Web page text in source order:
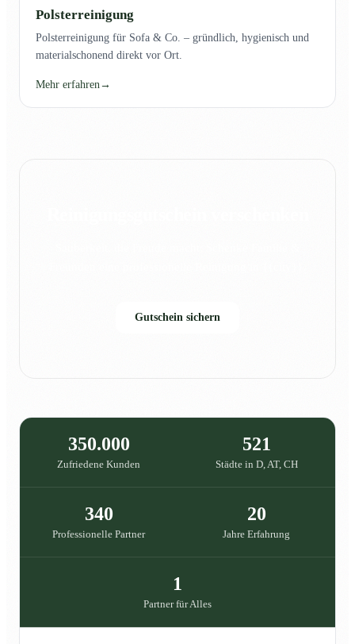
Polsterreinigung
Polsterreinigung für Sofa & Co. – gründlich, hygienisch und
materialschonend direkt vor Ort.
Mehr erfahren→
Gutschein sichern
350.000
Zufriedene Kunden
521
Städte in D, AT, CH
340
Professionelle Partner
20
Jahre Erfahrung
1
Partner für Alles